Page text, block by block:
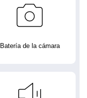
Batería de la cámara